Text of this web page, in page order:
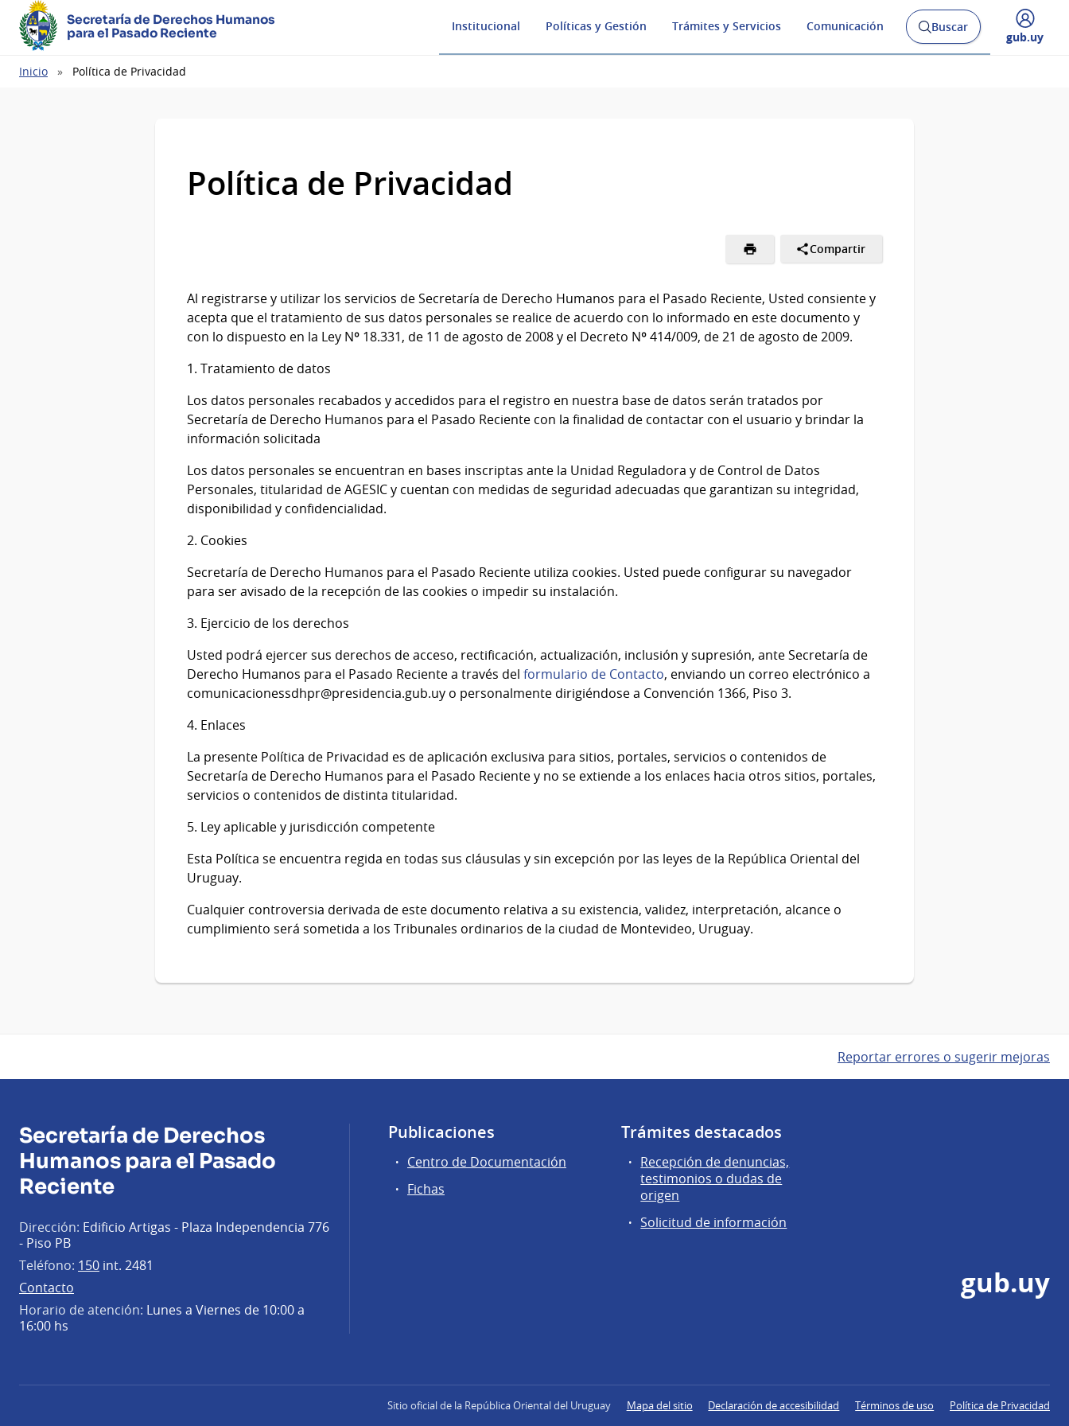
Secretaría de Derechos Humanos
para el Pasado Reciente
Institucional Políticas y Gestión Trámites y Servicios Comunicación
Abrir
buscador
Buscar
Desplegar
gub.uy
Ruta
Inicio Política de Privacidad
Política de Privacidad
Compartir
Al registrarse y utilizar los servicios de Secretaría de Derecho Humanos para el Pasado Reciente, Usted consiente y
acepta que el tratamiento de sus datos personales se realice de acuerdo con lo informado en este documento y
con lo dispuesto en la Ley Nº 18.331, de 11 de agosto de 2008 y el Decreto Nº 414/009, de 21 de agosto de 2009.
1. Tratamiento de datos
Los datos personales recabados y accedidos para el registro en nuestra base de datos serán tratados por
Secretaría de Derecho Humanos para el Pasado Reciente con la finalidad de contactar con el usuario y brindar la
información solicitada
Los datos personales se encuentran en bases inscriptas ante la Unidad Reguladora y de Control de Datos
Personales, titularidad de AGESIC y cuentan con medidas de seguridad adecuadas que garantizan su integridad,
disponibilidad y confidencialidad.
2. Cookies
Secretaría de Derecho Humanos para el Pasado Reciente utiliza cookies. Usted puede configurar su navegador
para ser avisado de la recepción de las cookies o impedir su instalación.
3. Ejercicio de los derechos
Usted podrá ejercer sus derechos de acceso, rectificación, actualización, inclusión y supresión, ante Secretaría de
Derecho Humanos para el Pasado Reciente a través del formulario de Contacto, enviando un correo electrónico a
comunicacionessdhpr@presidencia.gub.uy o personalmente dirigiéndose a Convención 1366, Piso 3.
4. Enlaces
La presente Política de Privacidad es de aplicación exclusiva para sitios, portales, servicios o contenidos de
Secretaría de Derecho Humanos para el Pasado Reciente y no se extiende a los enlaces hacia otros sitios, portales,
servicios o contenidos de distinta titularidad.
5. Ley aplicable y jurisdicción competente
Esta Política se encuentra regida en todas sus cláusulas y sin excepción por las leyes de la República Oriental del
Uruguay.
Cualquier controversia derivada de este documento relativa a su existencia, validez, interpretación, alcance o
cumplimiento será sometida a los Tribunales ordinarios de la ciudad de Montevideo, Uruguay.
Reportar errores o sugerir mejoras
Secretaría de Derechos
Humanos para el Pasado
Reciente
Dirección: Edificio Artigas - Plaza Independencia 776
- Piso PB
Teléfono: 150 int. 2481
Contacto
Horario de atención: Lunes a Viernes de 10:00 a
16:00 hs
Publicaciones
Centro de Documentación
Fichas
Trámites destacados
Recepción de denuncias,
testimonios o dudas de
origen
Solicitud de información
gub.uy
Sitio oficial de la República Oriental del Uruguay Mapa del sitio Declaración de accesibilidad Términos de uso Política de Privacidad